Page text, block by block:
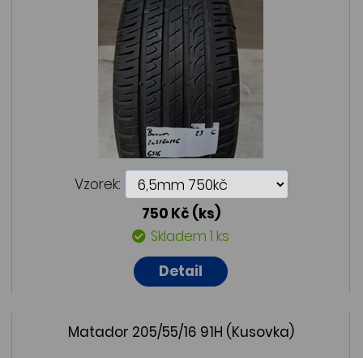
Vzorek:
750 Kč (ks)
Skladem 1 ks
Detail
Matador 205/55/16 91H (Kusovka)